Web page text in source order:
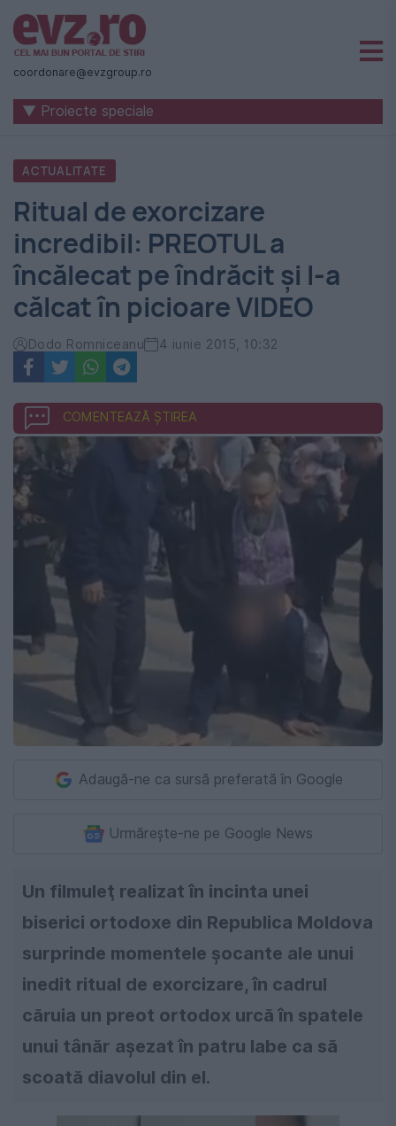
Știri
naționale
internaționale
România
-
Evenimentul
Zilei
coordonare@evzgroup.ro
▼ Proiecte speciale
ACTUALITATE
Ritual de exorcizare
incredibil: PREOTUL a
încălecat pe îndrăcit şi l-a
călcat în picioare VIDEO
Dodo Romniceanu 4 iunie 2015, 10:32
COMENTEAZĂ ȘTIREA
Adaugă-ne ca sursă preferată în Google
Urmărește-ne pe Google News
Un filmuleţ realizat în incinta unei
biserici ortodoxe din Republica Moldova
surprinde momentele şocante ale unui
inedit ritual de exorcizare, în cadrul
căruia un preot ortodox urcă în spatele
unui tânăr aşezat în patru labe ca să
scoată diavolul din el.